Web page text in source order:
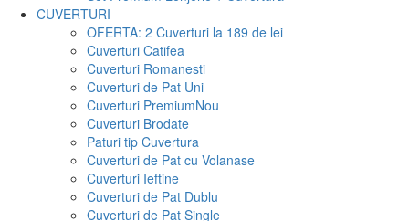
CUVERTURI
OFERTA: 2 Cuverturi la 189 de lei
Cuverturi Catifea
Cuverturi Romanesti
Cuverturi de Pat Uni
Cuverturi PremiumNou
Cuverturi Brodate
Paturi tip Cuvertura
Cuverturi de Pat cu Volanase
Cuverturi Ieftine
Cuverturi de Pat Dublu
Cuverturi de Pat Single